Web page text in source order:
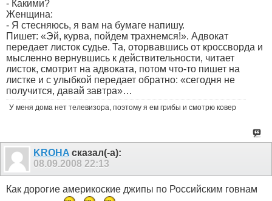
- Какими?
Женщина:
- Я стесняюсь, я вам на бумаге напишу.
Пишет: «Эй, курва, пойдем трахнемся!». Адвокат
передает листок судье. Та, оторвавшись от кроссворда и
мысленно вернувшись к действительности, читает
листок, смотрит на адвоката, потом что-то пишет на
листке и с улыбкой передает обратно: «сегодня не
получится, давай завтра»…
У меня дома нет телевизора, поэтому я ем грибы и смотрю ковер
KROHA сказал(-а):
08.09.2008 22:13
Как дорогие америкоские джипы по Российским говнам